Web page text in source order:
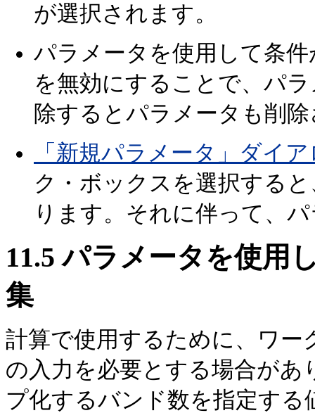
が選択されます。
パラメータを使用して条
を無効にすることで、パ
除するとパラメータも削
「新規パラメータ」ダイ
ク・ボックスを選択する
ります。それに伴って、
11.5 パラメータを使用
集
計算で使用するために、ワー
の入力を必要とする場合が
プ化するバンド数を指定す